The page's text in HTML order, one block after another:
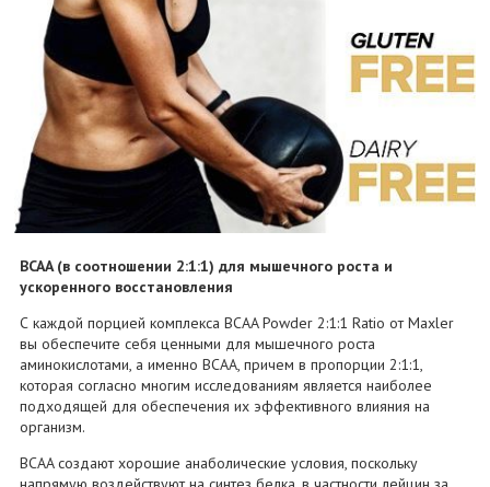
BCAA (в соотношении 2:1:1) для мышечного роста и
ускоренного восстановления
С каждой порцией комплекса BCAA Powder 2:1:1 Ratio от Maxler
вы обеспечите себя ценными для мышечного роста
аминокислотами, а именно BCAA, причем в пропорции 2:1:1,
которая согласно многим исследованиям является наиболее
подходящей для обеспечения их эффективного влияния на
организм.
BCAA создают хорошие анаболические условия, поскольку